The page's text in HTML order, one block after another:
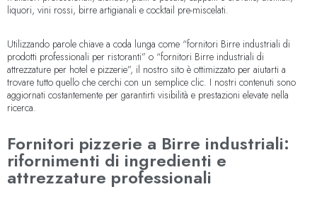
liquori, vini rossi, birre artigianali e cocktail pre-miscelati.
Utilizzando parole chiave a coda lunga come “fornitori Birre industriali di
prodotti professionali per ristoranti” o “fornitori Birre industriali di
attrezzature per hotel e pizzerie”, il nostro sito è ottimizzato per aiutarti a
trovare tutto quello che cerchi con un semplice clic. I nostri contenuti sono
aggiornati costantemente per garantirti visibilità e prestazioni elevate nella
ricerca.
Fornitori pizzerie a Birre industriali:
rifornimenti di ingredienti e
attrezzature professionali